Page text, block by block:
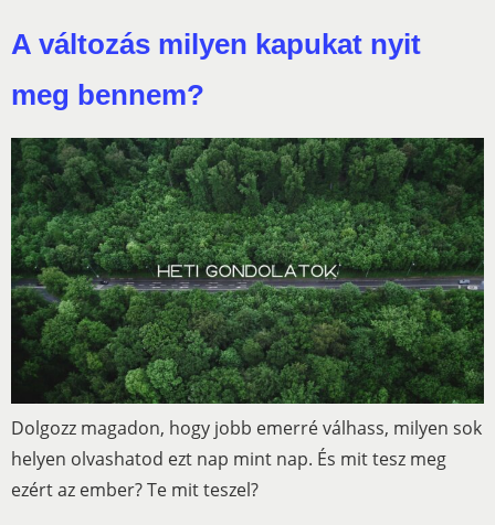
A változás milyen kapukat nyit
meg bennem?
Dolgozz magadon, hogy jobb emerré válhass, milyen sok
helyen olvashatod ezt nap mint nap. És mit tesz meg
ezért az ember? Te mit teszel?